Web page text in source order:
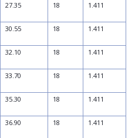
27.35 18 1.411
30.55 18 1.411
32.10 18 1.411
33.70 18 1.411
35.30 18 1.411
36.90 18 1.411